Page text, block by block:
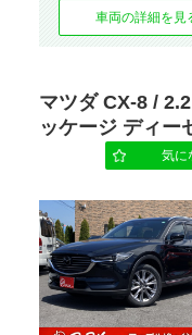
排気量
地域
選択する
車両の詳細を見
マツダ CX-8 /
ッケージ ディー
気に